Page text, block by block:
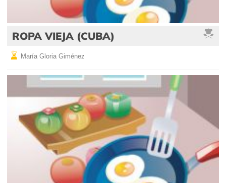
ROPA VIEJA (CUBA)
María Gloria Giménez